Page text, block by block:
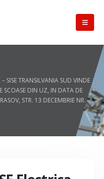
– SISE TRANSILVANIA SUD VINDE
SCOASE DIN UZ, IN DATA DE
STR. 13 DECEMBRIE NR.